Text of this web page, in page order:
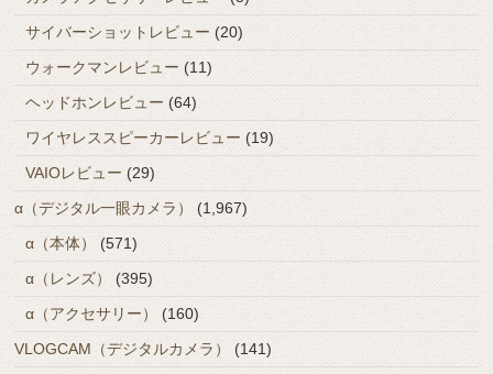
サイバーショットレビュー (20)
ウォークマンレビュー (11)
ヘッドホンレビュー (64)
ワイヤレススピーカーレビュー (19)
VAIOレビュー (29)
α（デジタル一眼カメラ）
(1,967)
α（本体）
(571)
α（レンズ）
(395)
α（アクセサリー）
(160)
VLOGCAM（デジタルカメラ）
(141)